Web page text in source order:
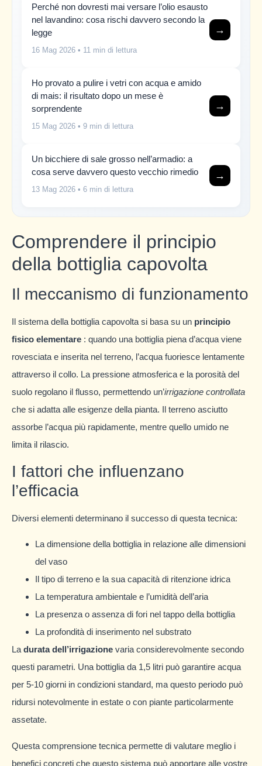
Perché non dovresti mai versare l’olio esausto
nel lavandino: cosa rischi davvero secondo la
legge
16 Mag 2026 • 11 min di lettura
→
Ho provato a pulire i vetri con acqua e amido
di mais: il risultato dopo un mese è
sorprendente
15 Mag 2026 • 9 min di lettura
→
Un bicchiere di sale grosso nell’armadio: a
cosa serve davvero questo vecchio rimedio
13 Mag 2026 • 6 min di lettura
→
Comprendere il principio
della bottiglia capovolta
Il meccanismo di funzionamento
Il sistema della bottiglia capovolta si basa su un principio
fisico elementare : quando una bottiglia piena d’acqua viene
rovesciata e inserita nel terreno, l’acqua fuoriesce lentamente
attraverso il collo. La pressione atmosferica e la porosità del
suolo regolano il flusso, permettendo un’irrigazione controllata
che si adatta alle esigenze della pianta. Il terreno asciutto
assorbe l’acqua più rapidamente, mentre quello umido ne
limita il rilascio.
I fattori che influenzano
l’efficacia
Diversi elementi determinano il successo di questa tecnica:
La dimensione della bottiglia in relazione alle dimensioni
del vaso
Il tipo di terreno e la sua capacità di ritenzione idrica
La temperatura ambientale e l’umidità dell’aria
La presenza o assenza di fori nel tappo della bottiglia
La profondità di inserimento nel substrato
La durata dell’irrigazione varia considerevolmente secondo
questi parametri. Una bottiglia da 1,5 litri può garantire acqua
per 5-10 giorni in condizioni standard, ma questo periodo può
ridursi notevolmente in estate o con piante particolarmente
assetate.
Questa comprensione tecnica permette di valutare meglio i
benefici concreti che questo sistema può apportare alle vostre